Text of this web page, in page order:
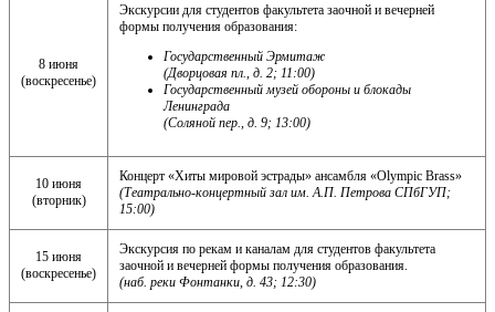
8 июня
(воскресенье)
Экскурсии для студентов факультета заочной и вечерней
формы получения образования:
Государственный Эрмитаж
(Дворцовая пл., д. 2; 11:00)
Государственный музей обороны и блокады
Ленинграда
(Соляной пер., д. 9; 13:00)
10 июня
(вторник)
Концерт «Хиты мировой эстрады» ансамбля «Olympic Brass»
(Театрально-концертный зал им. А.П. Петрова СПбГУП;
15:00)
15 июня
(воскресенье)
Экскурсия по рекам и каналам для студентов факультета
заочной и вечерней формы получения образования.
(наб. реки Фонтанки, д. 43; 12:30)